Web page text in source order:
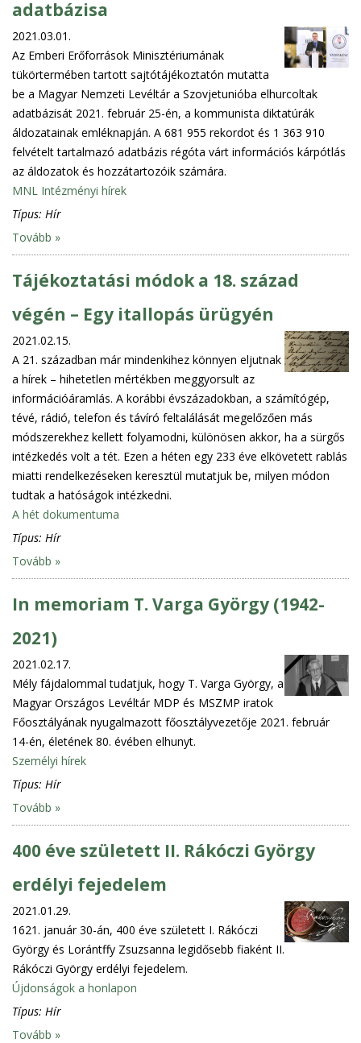
adatbázisa
2021.03.01.
Az Emberi Erőforrások Minisztériumának
tükörtermében tartott sajtótájékoztatón mutatta
be a Magyar Nemzeti Levéltár a Szovjetunióba elhurcoltak
adatbázisát 2021. február 25-én, a kommunista diktatúrák
áldozatainak emléknapján. A 681 955 rekordot és 1 363 910
felvételt tartalmazó adatbázis régóta várt információs kárpótlás
az áldozatok és hozzátartozóik számára.
MNL Intézményi hírek
Típus: Hír
Tovább »
Tájékoztatási módok a 18. század
végén – Egy itallopás ürügyén
2021.02.15.
A 21. században már mindenkihez könnyen eljutnak
a hírek – hihetetlen mértékben meggyorsult az
információáramlás. A korábbi évszázadokban, a számítógép,
tévé, rádió, telefon és távíró feltalálását megelőzően más
módszerekhez kellett folyamodni, különösen akkor, ha a sürgős
intézkedés volt a tét. Ezen a héten egy 233 éve elkövetett rablás
miatti rendelkezéseken keresztül mutatjuk be, milyen módon
tudtak a hatóságok intézkedni.
A hét dokumentuma
Típus: Hír
Tovább »
In memoriam T. Varga György (1942-
2021)
2021.02.17.
Mély fájdalommal tudatjuk, hogy T. Varga György, a
Magyar Országos Levéltár MDP és MSZMP iratok
Főosztályának nyugalmazott főosztályvezetője 2021. február
14-én, életének 80. évében elhunyt.
Személyi hírek
Típus: Hír
Tovább »
400 éve született II. Rákóczi György
erdélyi fejedelem
2021.01.29.
1621. január 30-án, 400 éve született I. Rákóczi
György és Lorántffy Zsuzsanna legidősebb fiaként II.
Rákóczi György erdélyi fejedelem.
Újdonságok a honlapon
Típus: Hír
Tovább »